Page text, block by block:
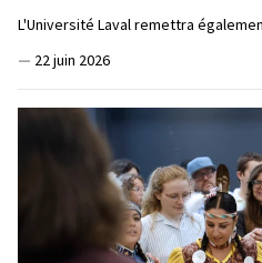
L'Université Laval remettra
— 22 juin 2026